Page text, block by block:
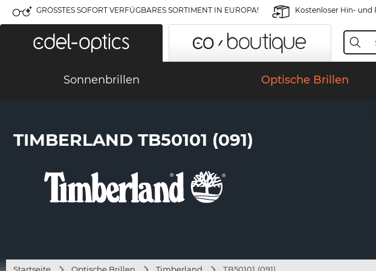
GRÖSSTES SOFORT VERFÜGBARES SORTIMENT IN EUROPA! Kostenloser Hin- und
Sonnenbrillen Optische Brillen
TIMBERLAND TB50101 (091)